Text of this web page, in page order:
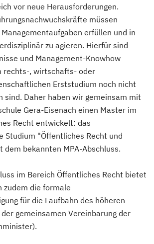
vor neue Herausforderungen.
müssen
erfüllen und in
zu agieren. Hierfür sind
und Management-Knowhow
rechts-, wirtschafts- oder
Erststudium noch nicht
Daher haben wir gemeinsam mit
Gera-Eisenach einen Master im
Recht entwickelt: das
Studium "Öffentliches Recht und
dem bekannten MPA-Abschluss.
im Bereich Öffentliches Recht bietet
zudem die formale
für die Laufbahn des höheren
gemeinsamen Vereinbarung der